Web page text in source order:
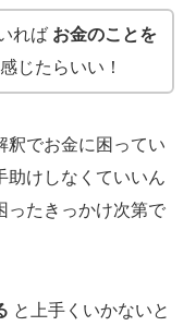
れば お金のことを
じたらいい！
釈でお金に困ってい
助けしなくていいん
ったきっかけ次第で
と上手くいかないと